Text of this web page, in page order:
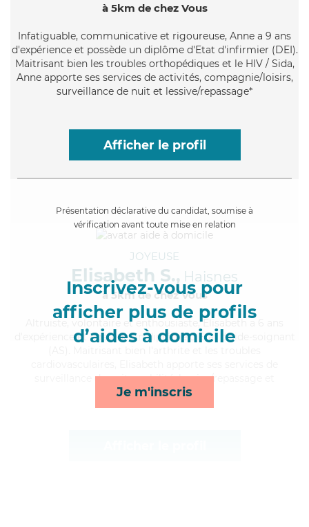
à 5km de chez Vous
Infatiguable, communicative et rigoureuse, Anne a 9 ans
d'expérience et possède un diplôme d'Etat d'infirmier (DEI).
Maitrisant bien les troubles orthopédiques et le HIV / Sida,
Anne apporte ses services de activités, compagnie/loisirs,
surveillance de nuit et lessive/repassage*
Afficher le profil
Présentation déclarative du candidat, soumise à
vérification avant toute mise en relation
Inscrivez-vous pour
afficher plus de profils
d’aides à domicile
Je m'inscris
JOYEUSE
Elisabeth S., Haisnes
à 5km de chez Vous
, volontaire et enthousiaste, Elisabeth a 6 ans
d'expérience et possède un diplôme d'Etat d'aide-soignant
surveillance de nuit, mobilité, lessive/repassage et
transports*